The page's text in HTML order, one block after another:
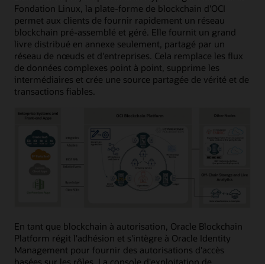
Fondation Linux, la plate-forme de blockchain d'OCI
permet aux clients de fournir rapidement un réseau
blockchain pré-assemblé et géré. Elle fournit un grand
livre distribué en annexe seulement, partagé par un
réseau de nœuds et d'entreprises. Cela remplace les flux
de données complexes point à point, supprime les
intermédiaires et crée une source partagée de vérité et de
transactions fiables.
En tant que blockchain à autorisation, Oracle Blockchain
Platform régit l'adhésion et s'intègre à Oracle Identity
Management pour fournir des autorisations d'accès
basées sur les rôles. La console d'exploitation de